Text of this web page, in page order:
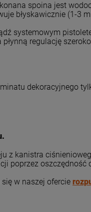
spoina jest
błyskawicznie (1-3
systemowym
regulację
dekoracyjnego
z kanistra
poprzez oszczędność
w naszej ofercie